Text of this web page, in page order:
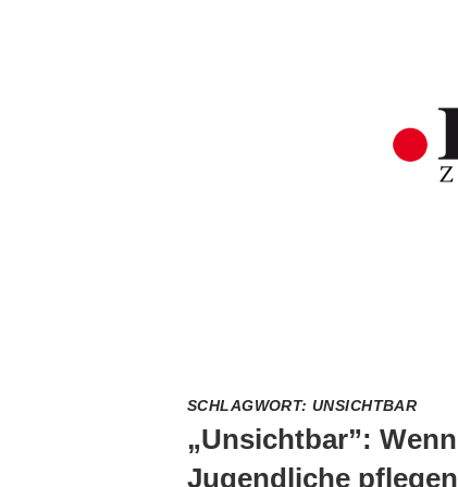
SCHLAGWORT:UNSICHTBAR
„Unsichtbar”: Wenn
Jugendliche pflegen